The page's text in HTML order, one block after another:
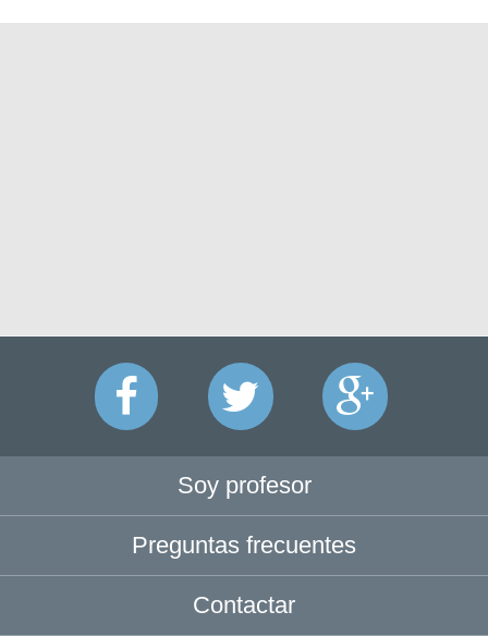
Soy profesor
Preguntas frecuentes
Contactar